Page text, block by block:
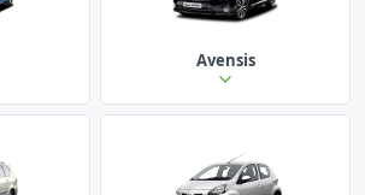
Avensis